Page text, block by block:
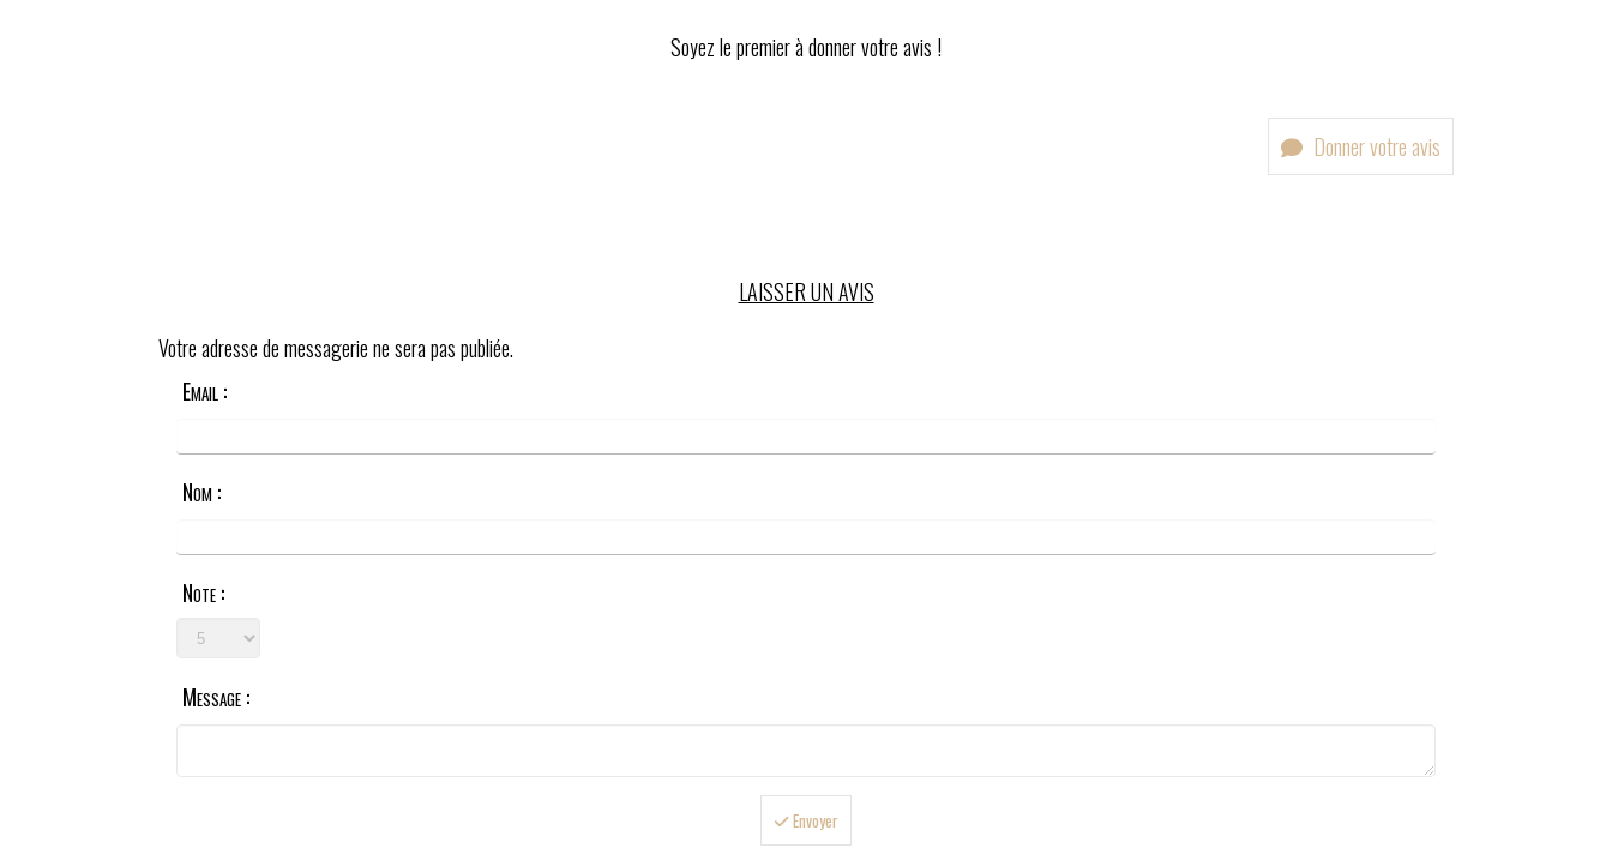
Soyez le premier à donner votre avis !
Donner votre avis
LAISSER UN AVIS
Votre adresse de messagerie ne sera pas publiée.
Email :
Nom :
Note :
Message :
Envoyer